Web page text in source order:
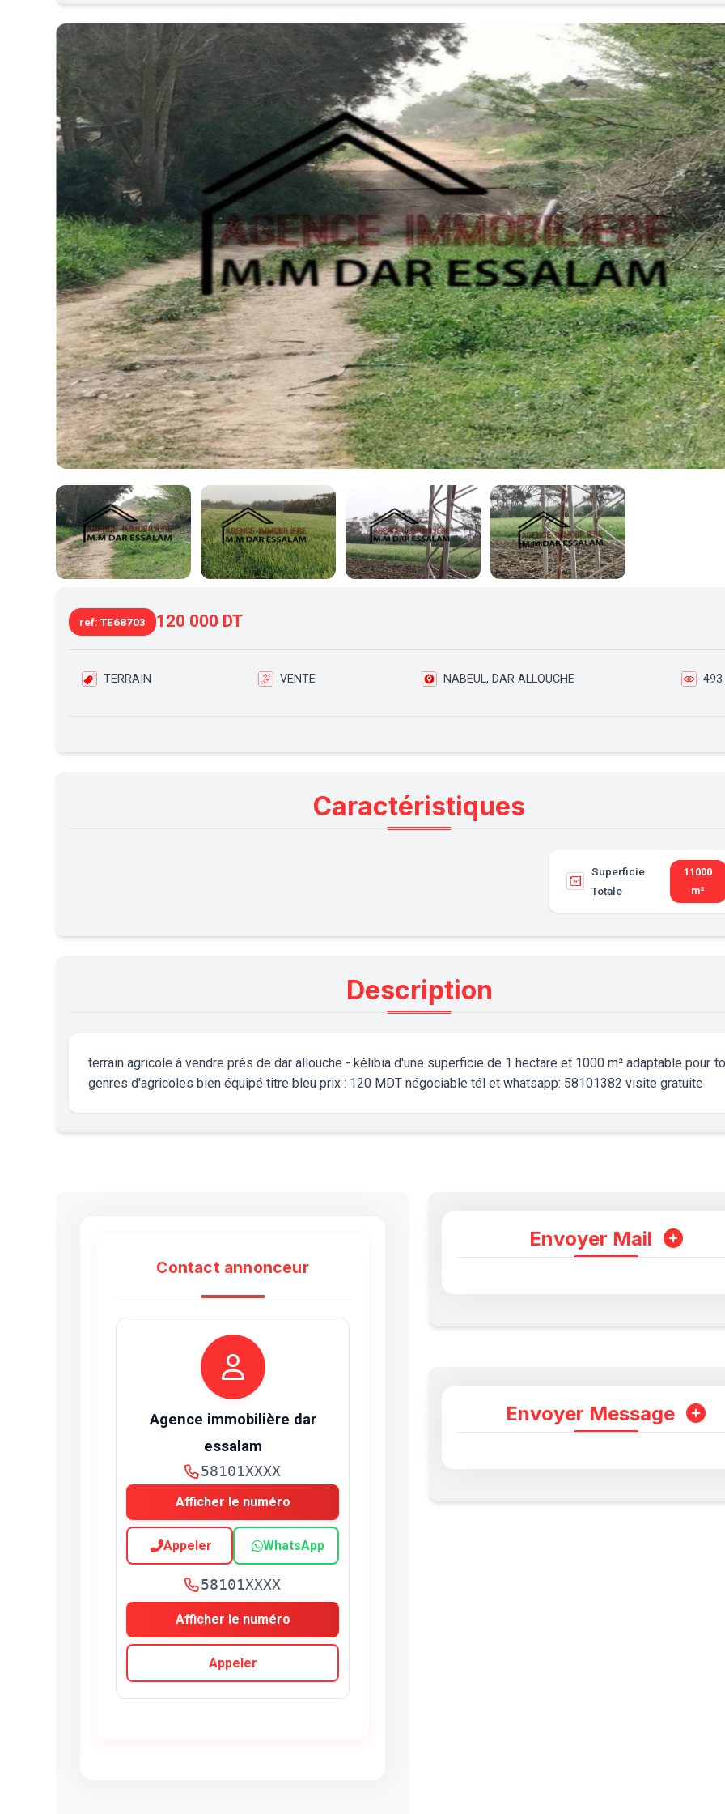
ref: TE68703 120 000 DT
TERRAIN VENTE NABEUL, DAR ALLOUCHE 493
Caractéristiques
Superficie
Totale
11000
m²
Description
terrain agricole à vendre près de dar allouche - kélibia d'une superficie de 1 hectare et 1000 m² adaptable pour
genres d'agricoles bien équipé titre bleu prix : 120 MDT négociable tél et whatsapp: 58101382 visite gratuite
Contact annonceur
Agence immobilière dar
essalam
58101XXXX
Afficher le numéro
Appeler WhatsApp
58101XXXX
Afficher le numéro
Appeler
Envoyer Mail
Envoyer Message